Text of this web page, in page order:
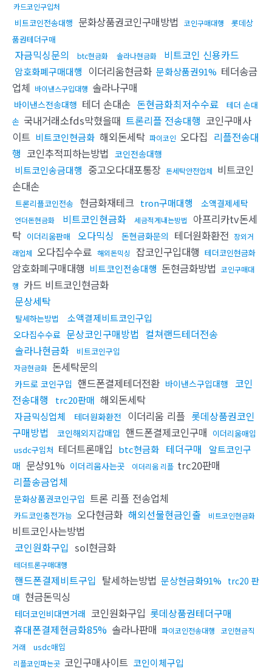
카드코인구입처
비트코인전송대행 문화상품권코인구매방법 코인구매대행
롯데상
품권테더구매
자금믹싱문의 btc현금화 솔라나현금화 비트코인 신용카드
암호화폐구매대행 이더리움현금화 문화상품권91% 테더송금
업체 바이낸스구입대행 솔라나구매
바이낸스전송대행 테더 손대손 돈현금화최저수수료
테더 손대
손 국내거래소fds막혔을때 트론리플 전송대행 코인구매사
이트 비트코인현금화 해외돈세탁 파이코인 오다집 리플전송대
행 코인추적피하는방법 코인전송대행
비트코인송금대행 중고오다대포통장 돈세탁안전업체 비트코인
손대손
트론리플코인전송 현금화재테크 tron구매대행 소액결제세탁
언더돈현금화 비트코인현금화 세금적게내는방법
아프리카tv돈세
탁 이더리움판매 오다믹싱 돈현금화문의 테더원화환전 장외거
래업체 오다집수수료 해외돈믹싱 잡코인구입대행 테더코인현금화
암호화폐구매대행 비트코인전송대행 돈현금화방법 코인구매대
행 카드 비트코인현금화
문상세탁
탈세하는방법 소액결제비트코인구입
오다집수수료 문상코인구매방법 컬쳐랜드테더전송
솔라나현금화
비트코인구입
자금현금화 돈세탁문의
카드로 코인구입 핸드폰결제테더전환 바이낸스구입대행 코인
전송대행
trc20판매 해외돈세탁
자금믹싱업체 테더원화환전 이더리움 리플 롯데상품권코인
구매방법
코인해외지갑매입 핸드폰결제코인구매 이더리움매입
usdc구입처 테더트론매입 btc현금화 테더구매
알트코인구
매 문상91% 이더리움사는곳 이더리움 리플 trc20판매
리플송금업체
문화상품권코인구입 트론 리플 전송업체
카드코인충전가능 오다현금화 해외선물현금인출 비트코인현금화
비트코인사는방법
코인원화구입 sol현금화
테더트론구매대행
핸드폰결제비트구입 탈세하는방법 문상현금화91% trc20 판
매 현금돈믹싱
테더코인비대면거래 코인원화구입 롯데상품권테더구매
휴대폰결제현금화85% 솔라나판매 파이코인전송대행
코인현금직
거래
usdc매입
리플코인파는곳 코인구매사이트 코인이체구입